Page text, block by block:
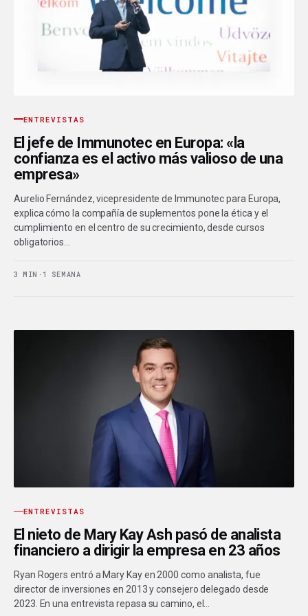
ENTREVISTAS
El jefe de Immunotec en Europa: «la
confianza es el activo más valioso de una
empresa»
Aurelio Fernández, vicepresidente de Immunotec para Europa,
explica cómo la compañía de suplementos pone la ética y el
cumplimiento en el centro de su crecimiento, desde cursos
obligatorios…
3 MIN · 1 SEMANA
ENTREVISTAS
El nieto de Mary Kay Ash pasó de analista
financiero a dirigir la empresa en 23 años
Ryan Rogers entró a Mary Kay en 2000 como analista, fue
director de inversiones en 2013 y consejero delegado desde
2023. En una entrevista repasa su camino, el…